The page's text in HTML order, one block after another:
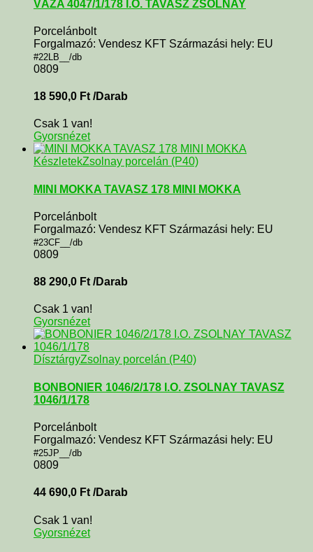
VÁZA 4047/1/178 I.O. TAVASZ ZSOLNAY
Porcelánbolt
Forgalmazó: Vendesz KFT Származási hely: EU
#22LB__/db
0809
18 590,0 Ft /Darab
Csak 1 van!
Gyorsnézet
KészletekZsolnay porcelán (P40)
MINI MOKKA TAVASZ 178 MINI MOKKA
Porcelánbolt
Forgalmazó: Vendesz KFT Származási hely: EU
#23CF__/db
0809
88 290,0 Ft /Darab
Csak 1 van!
Gyorsnézet
DísztárgyZsolnay porcelán (P40)
BONBONIER 1046/2/178 I.O. ZSOLNAY TAVASZ
1046/1/178
Porcelánbolt
Forgalmazó: Vendesz KFT Származási hely: EU
#25JP__/db
0809
44 690,0 Ft /Darab
Csak 1 van!
Gyorsnézet